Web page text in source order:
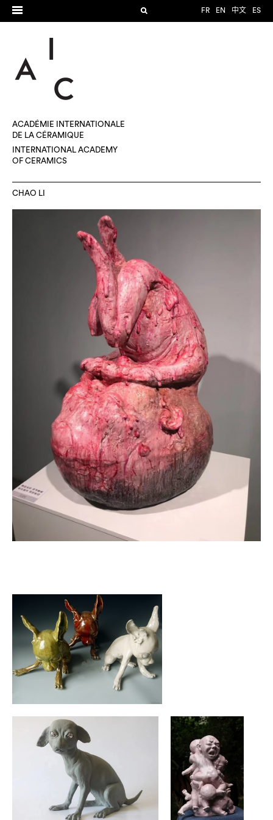
FR EN 中文 ES
ACADÉMIE INTERNATIONALE
DE LA CÉRAMIQUE
INTERNATIONAL ACADEMY
OF CERAMICS
CHAO LI